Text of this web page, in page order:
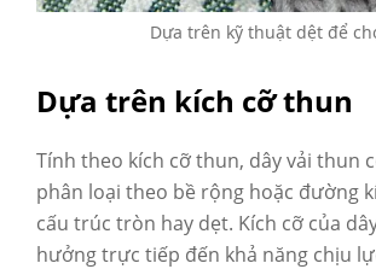
Dựa trên kỹ thuật dệt để
Dựa trên kích cỡ thun
Tính theo kích cỡ thun, dây vải thun
phân loại theo bề rộng hoặc đường
cấu trúc tròn hay dẹt. Kích cỡ của
hưởng trực tiếp đến khả năng chịu